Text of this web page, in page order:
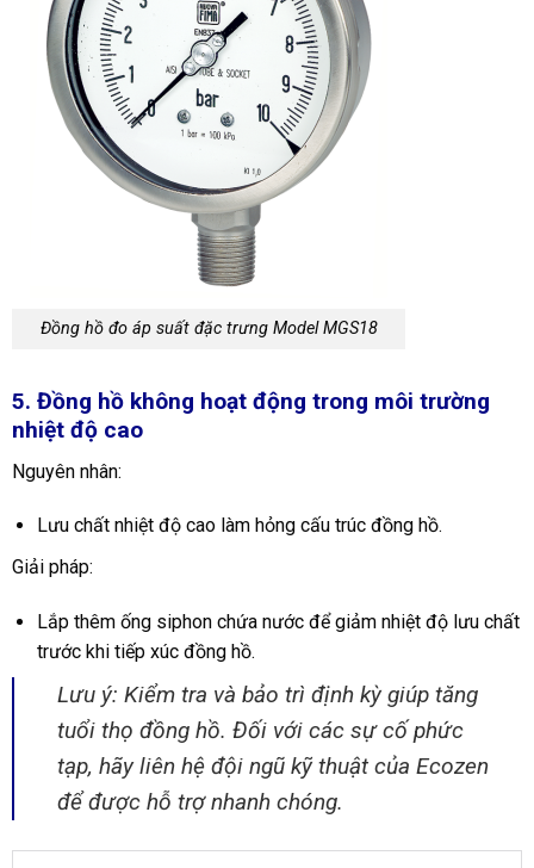
Đồng hồ đo áp suất đặc trưng Model MGS18
5. Đồng hồ không hoạt động trong môi trường
nhiệt độ cao
Nguyên nhân:
Lưu chất nhiệt độ cao làm hỏng cấu trúc đồng hồ.
Giải pháp:
Lắp thêm ống siphon chứa nước để giảm nhiệt độ lưu chất
trước khi tiếp xúc đồng hồ.
Lưu ý: Kiểm tra và bảo trì định kỳ giúp tăng
tuổi thọ đồng hồ. Đối với các sự cố phức
tạp, hãy liên hệ đội ngũ kỹ thuật của Ecozen
để được hỗ trợ nhanh chóng.